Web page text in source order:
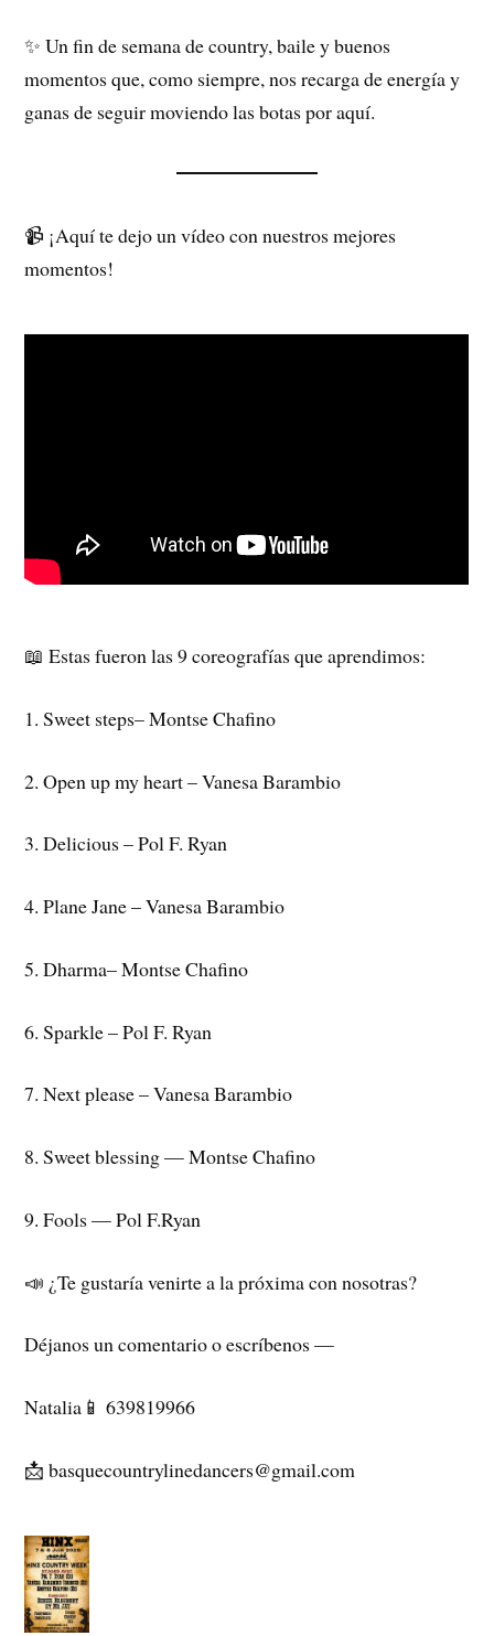
✨ Un fin de semana de country, baile y buenos
momentos que, como siempre, nos recarga de energía y
ganas de seguir moviendo las botas por aquí.
📹 ¡Aquí te dejo un vídeo con nuestros mejores
momentos!
📖 Estas fueron las 9 coreografías que aprendimos:
1. Sweet steps– Montse Chafino
2. Open up my heart – Vanesa Barambio
3. Delicious – Pol F. Ryan
4. Plane Jane – Vanesa Barambio
5. Dharma– Montse Chafino
6. Sparkle – Pol F. Ryan
7. Next please – Vanesa Barambio
8. Sweet blessing — Montse Chafino
9. Fools — Pol F.Ryan
📣 ¿Te gustaría venirte a la próxima con nosotras?
Déjanos un comentario o escríbenos —
Natalia📱 639819966
📩basquecountrylinedancers@gmail.com